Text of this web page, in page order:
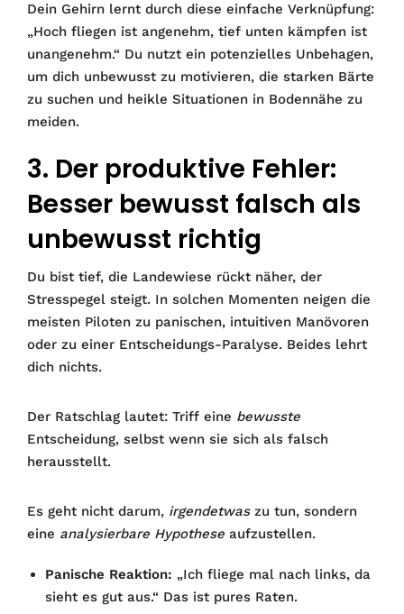
Dein Gehirn lernt durch diese einfache Verknüpfung:
„Hoch fliegen ist angenehm, tief unten kämpfen ist
unangenehm.“ Du nutzt ein potenzielles Unbehagen,
um dich unbewusst zu motivieren, die starken Bärte
zu suchen und heikle Situationen in Bodennähe zu
meiden.
3. Der produktive Fehler:
Besser bewusst falsch als
unbewusst richtig
Du bist tief, die Landewiese rückt näher, der
Stresspegel steigt. In solchen Momenten neigen die
meisten Piloten zu panischen, intuitiven Manövoren
oder zu einer Entscheidungs-Paralyse. Beides lehrt
dich nichts.
Der Ratschlag lautet: Triff eine bewusste
Entscheidung, selbst wenn sie sich als falsch
herausstellt.
Es geht nicht darum, irgendetwaszu tun, sondern
eine analysierbare Hypothese aufzustellen.
Panische Reaktion: „Ich fliege mal nach links, da
sieht es gut aus.“ Das ist pures Raten.